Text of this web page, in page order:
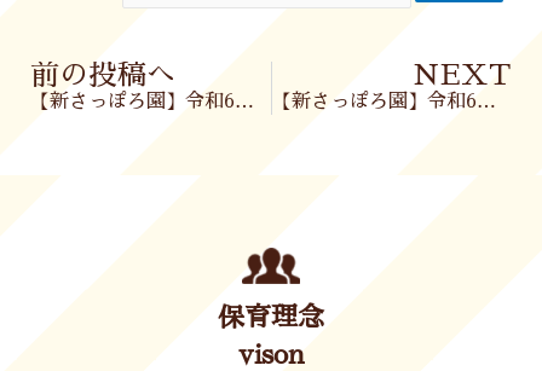
Prev
前の投稿へ
【新さっぽろ園】令和6年7月26日(金)
NEXT
【新さっぽろ園】令和6年7月29日(月)
保育理念
vison